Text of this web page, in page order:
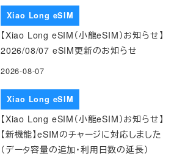
Xiao Long eSIM
【Xiao Long eSIM（小龍eSIM）お知らせ】
2026/08/07 eSIM更新のお知らせ
2026-08-07
Xiao Long eSIM
【Xiao Long eSIM（小龍eSIM）お知らせ】
【新機能】eSIMのチャージに対応しました
（データ容量の追加・利用日数の延長）